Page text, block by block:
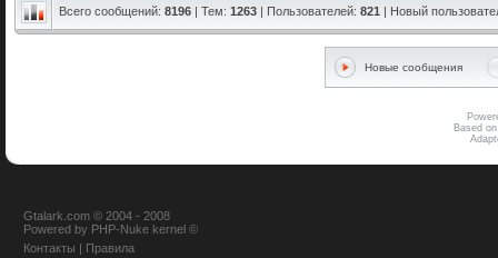
Всего сообщений: 8196 | Тем: 1263 | Пользователей: 821 | Новый
Новые сообщения
Based
Gtalark.com © 2004 - 2008
Powered by PHP-Nuke kernel ©
Контакты | Правила